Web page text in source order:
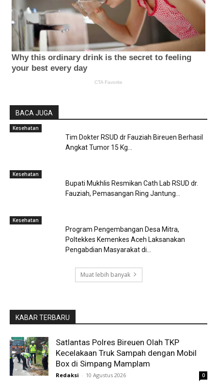
BACA JUGA
Kesehatan
Tim Dokter RSUD dr Fauziah Bireuen Berhasil
Angkat Tumor 15 Kg...
Kesehatan
Bupati Mukhlis Resmikan Cath Lab RSUD dr.
Fauziah, Pemasangan Ring Jantung...
Kesehatan
Program Pengembangan Desa Mitra,
Poltekkes Kemenkes Aceh Laksanakan
Pengabdian Masyarakat di...
Muat lebih banyak
KABAR TERBARU
Satlantas Polres Bireuen Olah TKP
Kecelakaan Truk Sampah dengan Mobil
Box di Simpang Mamplam
Redaksi - 10 Agustus 2026 0